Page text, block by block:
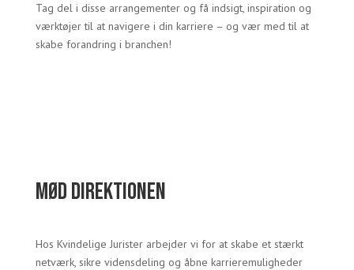
Tag del i disse arrangementer og få indsigt, inspiration og
værktøjer til at navigere i din karriere – og vær med til at
skabe forandring i branchen!
Mød direktionen
Hos Kvindelige Jurister arbejder vi for at skabe et stærkt
netværk, sikre vidensdeling og åbne karrieremuligheder